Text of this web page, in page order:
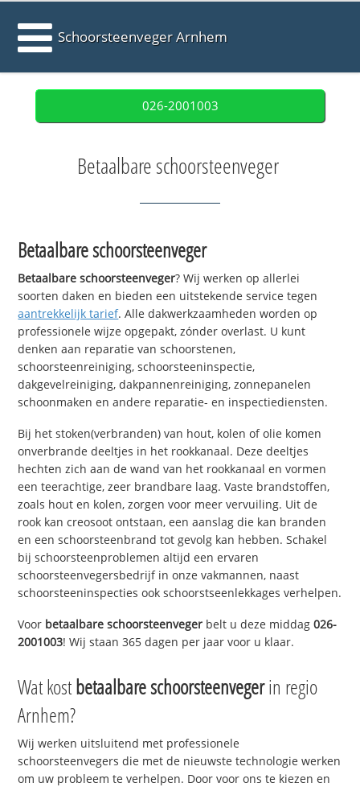
Schoorsteenveger Arnhem
026-2001003
Betaalbare schoorsteenveger
Betaalbare schoorsteenveger
Betaalbare schoorsteenveger? Wij werken op allerlei
soorten daken en bieden een uitstekende service tegen
aantrekkelijk tarief. Alle dakwerkzaamheden worden op
professionele wijze opgepakt, zónder overlast. U kunt
denken aan reparatie van schoorstenen,
schoorsteenreiniging, schoorsteeninspectie,
dakgevelreiniging, dakpannenreiniging, zonnepanelen
schoonmaken en andere reparatie- en inspectiediensten.
Bij het stoken(verbranden) van hout, kolen of olie komen
onverbrande deeltjes in het rookkanaal. Deze deeltjes
hechten zich aan de wand van het rookkanaal en vormen
een teerachtige, zeer brandbare laag. Vaste brandstoffen,
zoals hout en kolen, zorgen voor meer vervuiling. Uit de
rook kan creosoot ontstaan, een aanslag die kan branden
en een schoorsteenbrand tot gevolg kan hebben. Schakel
bij schoorsteenproblemen altijd een ervaren
schoorsteenvegersbedrijf in onze vakmannen, naast
schoorsteeninspecties ook schoorstseenlekkages verhelpen.
Voor betaalbare schoorsteenveger belt u deze middag026-
2001003! Wij staan 365 dagen per jaar voor u klaar.
Wat kostbetaalbare schoorsteenvegerin regio
Arnhem?
Wij werken uitsluitend met professionele
schoorsteenvegers die met de nieuwste technologie werken
om uw probleem te verhelpen. Door voor ons te kiezen en